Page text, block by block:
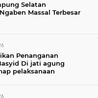
Selatan
Massal Terbesar
Penanganan
Di jati agung
pelaksanaan